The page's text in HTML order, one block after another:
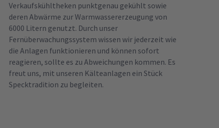
Verkaufskühltheken punktgenau gekühlt sowie
deren Abwärme zur Warmwassererzeugung von
6000 Litern genutzt. Durch unser
Fernüberwachungssystem wissen wir jederzeit wie
die Anlagen funktionieren und können sofort
reagieren, sollte es zu Abweichungen kommen. Es
freut uns, mit unseren Kälteanlagen ein Stück
Specktradition zu begleiten.